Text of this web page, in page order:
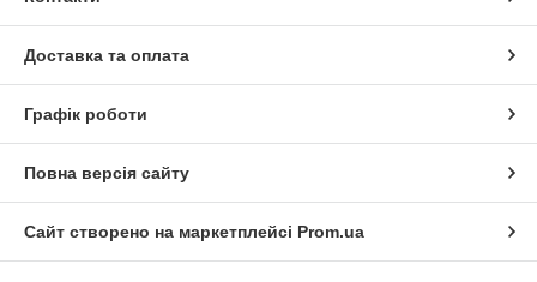
Доставка та оплата
Графік роботи
Повна версія сайту
Сайт створено на маркетплейсі Prom.ua